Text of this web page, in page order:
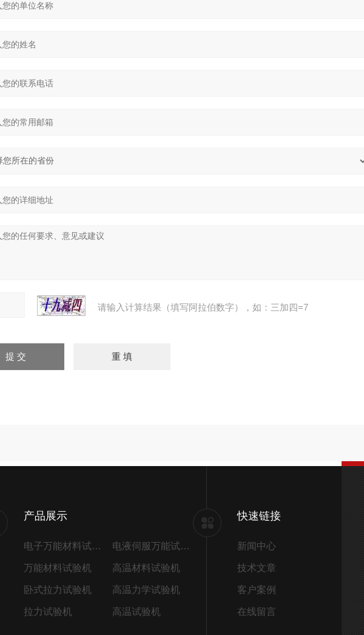
请输入计算结果（填写阿拉伯数字），如：三加四=7
产品展示
电子万能材料试验机 电液伺服万能试验机
万能材料试验机 高温材料试验机
卧式拉力试验机 高温力学试验机
拉力试验机 高温试验机
快速链接
新闻中心
技术文章
客户案例
在线留言